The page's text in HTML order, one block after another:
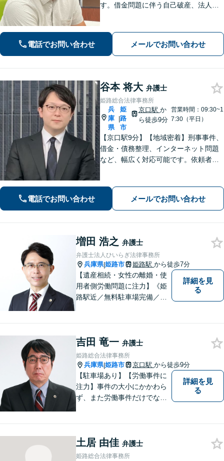
す。借金問題に伴う自己破産、法人破
しっかり耳を傾けサポートいたしま
す。【初回相談無料】【個室対応】
電話でお問い合わせ メールでお問い合わせ
谷本 将大 弁護士
姫路総合法律事務所
兵
庫
県
|
姫
路
市
京口駅 か
ら徒歩9分
営業時間：09:30~1
7:30（平日）
【京口駅9分】【地域密着】刑事事件、
借金・債務整理、インターネット問題
など、幅広く対応可能です。依頼者さ
ます。また、問題となっている背景事
情にも気を配り、根本的な解決を目指
電話でお問い合わせ メールでお問い合わせ
増田 浩之 弁護士
弁護士法人ひいらぎ法律事務所
兵庫県|姫路市 姫路駅 から徒歩7分
【遺産相続・女性の離婚・使
用者側労働問題に注力】《姫
路駅近／無料駐車場完備／最
詳細を見
る
吉田 竜一 弁護士
姫路総合法律事務所
兵庫県|姫路市 京口駅 から徒歩9分
【駐車場あり】【労働事件に
注力】事件の大小にかかわら
ず、また労働事件だけでなく
いと考えています。 お気軽に
ご相談ください。
詳細を見
る
土居 由佳 弁護士
姫路総合法律事務所